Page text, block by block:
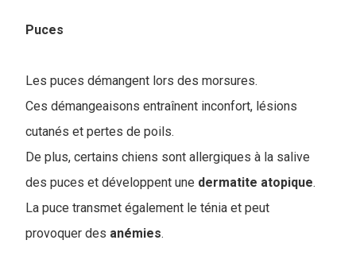
Puces
Les puces démangent lors des morsures.
Ces démangeaisons entraînent inconfort, lésions
cutanés et pertes de poils.
De plus, certains chiens sont allergiques à la salive
des puces et développent une dermatite atopique.
La puce transmet également le ténia et peut
provoquer des anémies.